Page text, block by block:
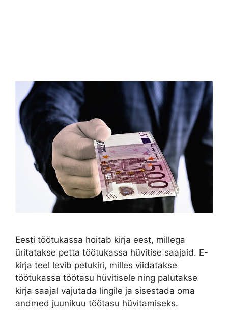
Eesti töötukassa hoitab kirja eest, millega
üritatakse petta töötukassa hüvitise saajaid. E-
kirja teel levib petukiri, milles viidatakse
töötukassa töötasu hüvitisele ning palutakse
kirja saajal vajutada lingile ja sisestada oma
andmed juunikuu töötasu hüvitamiseks.